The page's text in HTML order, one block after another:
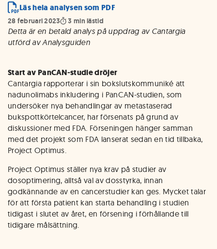
Läs hela analysen som PDF
28 februari 2023 3 min lästid
Detta är en betald analys på uppdrag av Cantargia
utförd av Analysguiden
Start av PanCAN-studie dröjer
Cantargia rapporterar i sin bokslutskommuniké att
nadunolimabs inkludering i PanCAN-studien, som
undersöker nya behandlingar av metastaserad
bukspottkörtelcancer, har försenats på grund av
diskussioner med FDA. Förseningen hänger samman
med det projekt som FDA lanserat sedan en tid tillbaka,
Project Optimus.
Project Optimus ställer nya krav på studier av
dosoptimering, alltså val av dosstyrka, innan
godkännande av en cancerstudier kan ges. Mycket talar
för att första patient kan starta behandling i studien
tidigast i slutet av året, en försening i förhållande till
tidigare målsättning.